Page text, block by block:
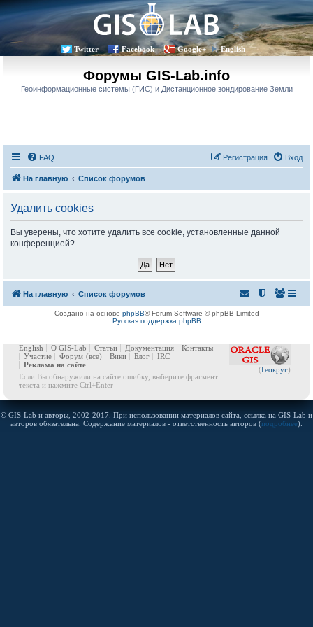
Twitter Facebook Google+ English
Форумы GIS-Lab.info
Геоинформационные системы (ГИС) и Дистанционное зондирование Земли
FAQ Вход
Регистрация
На главную Список форумов
Удалить cookies
Вы уверены, что хотите удалить все cookie, установленные данной
конференцией?
На главную Список форумов
Создано на основе phpBB® Forum Software © phpBB Limited
Русская поддержка phpBB
(Геокруг)
English О GIS-Lab Статьи Документация
Контакты
Участие
Форум (все) Вики Блог
IRC
Реклама на сайте
Если Вы обнаружили на сайте ошибку, выберите фрагмент
текста и нажмите Ctrl+Enter
© GIS-Lab и авторы, 2002-2017. При использовании материалов сайта, ссылка на GIS-Lab и
авторов обязательна. Содержание материалов - ответственность авторов (подробнее).